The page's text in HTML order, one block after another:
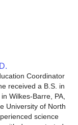
Coordinator
received a B.S. in
Wilkes-Barre, PA,
University of North
science